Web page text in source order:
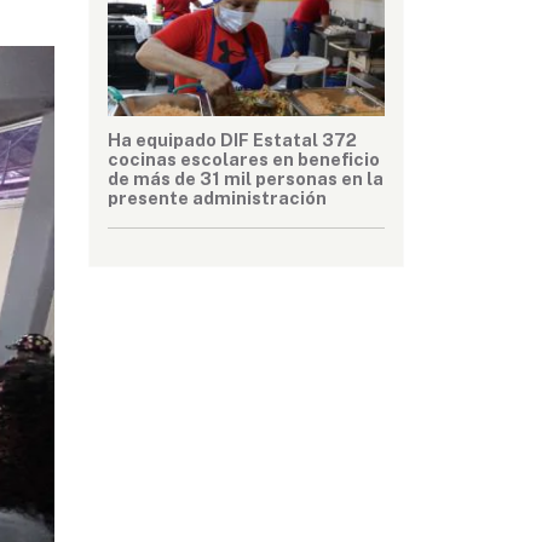
Ha equipado DIF Estatal 372
cocinas escolares en beneficio
de más de 31 mil personas en la
presente administración